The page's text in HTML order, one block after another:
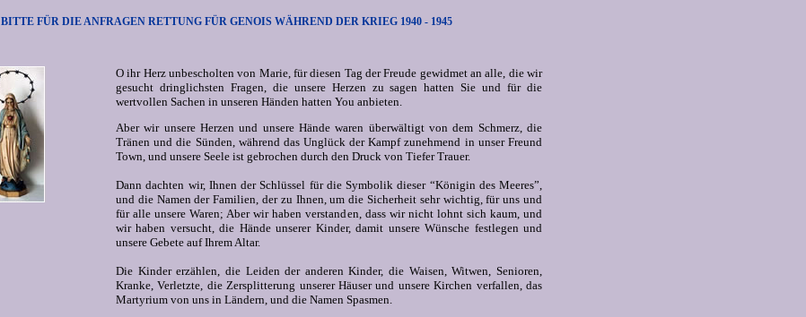
BITTE FÜR DIE ANFRAGEN RETTUNG FÜR GENOIS WÄHREND DER KRIEG 1940 - 1945
O ihr Herz unbescholten von Marie, für diesen Tag der Freude gewidmet an alle, die wir
gesucht dringlichsten Fragen, die unsere Herzen zu sagen hatten Sie und für die
wertvollen Sachen in unseren Händen hatten You anbieten.
Aber wir unsere Herzen und unsere Hände waren überwältigt von dem Schmerz, die
Tränen und die Sünden, während das Unglück der Kampf zunehmend in unser Freund
Town, und unsere Seele ist gebrochen durch den Druck von Tiefer Trauer.
Dann dachten wir, Ihnen der Schlüssel für die Symbolik dieser “Königin des Meeres”,
und die Namen der Familien, der zu Ihnen, um die Sicherheit sehr wichtig, für uns und
für alle unsere Waren; Aber wir haben verstanden, dass wir nicht lohnt sich kaum, und
wir haben versucht, die Hände unserer Kinder, damit unsere Wünsche festlegen und
unsere Gebete auf Ihrem Altar.
Die Kinder erzählen, die Leiden der anderen Kinder, die Waisen, Witwen, Senioren,
Kranke, Verletzte, die Zersplitterung unserer Häuser und unsere Kirchen verfallen, das
Martyrium von uns in Ländern, und die Namen Spasmen.